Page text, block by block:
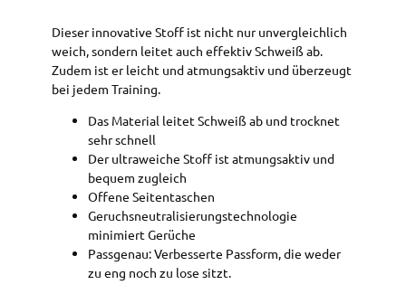
Dieser innovative Stoff ist nicht nur unvergleichlich
weich, sondern leitet auch effektiv Schweiß ab.
Zudem ist er leicht und atmungsaktiv und überzeugt
bei jedem Training.
Das Material leitet Schweiß ab und trocknet
sehr schnell
Der ultraweiche Stoff ist atmungsaktiv und
bequem zugleich
Offene Seitentaschen
Geruchsneutralisierungstechnologie
minimiert Gerüche
Passgenau: Verbesserte Passform, die weder
zu eng noch zu lose sitzt.